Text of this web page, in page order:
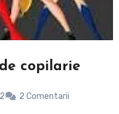
copilarie
2 Comentarii